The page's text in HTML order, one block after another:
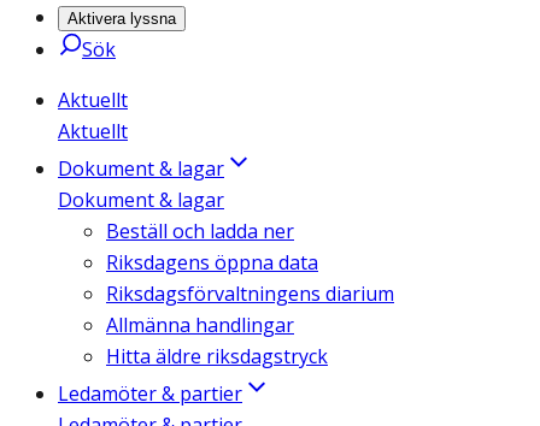
Aktivera lyssna
Sök
Aktuellt
Aktuellt
Dokument & lagar
Dokument & lagar
Beställ och ladda ner
Riksdagens öppna data
Riksdagsförvaltningens diarium
Allmänna handlingar
Hitta äldre riksdagstryck
Ledamöter & partier